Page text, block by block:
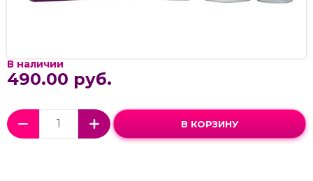
В наличии
490.00 руб.
В КОРЗИНУ